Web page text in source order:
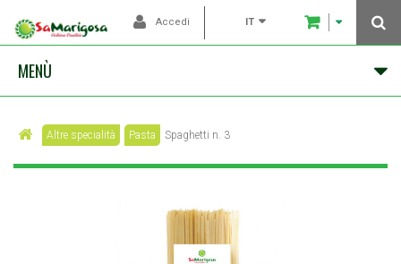
Accedi IT
MENÙ
Altre specialità Pasta Spaghetti n. 3